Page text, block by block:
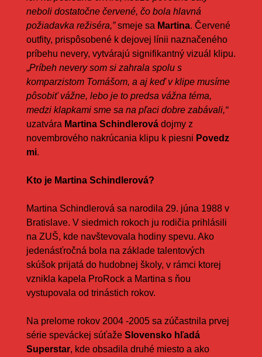
neboli dostatočne červené, čo bola hlavná
požiadavka režiséra,”smeje sa Martina. Červené
outfity, prispôsobené k dejovej línii naznačeného
príbehu nevery, vytvárajú signifikantný vizuál klipu.
„Príbeh nevery som si zahrala spolu s
komparzistom Tomášom, a aj keď v klipe musíme
pôsobiť vážne, lebo je to predsa vážna téma,
medzi klapkami sme sa na pľaci dobre zabávali,“
uzatvára Martina Schindlerovádojmy z
novembrového nakrúcania klipu k piesni Povedz
mi.
Kto je Martina Schindlerová?
Martina Schindlerová sa narodila 29. júna 1988 v
Bratislave. V siedmich rokoch ju rodičia prihlásili
na ZUŠ, kde navštevovala hodiny spevu. Ako
jedenásťročná bola na základe talentových
skúšok prijatá do hudobnej školy, v rámci ktorej
vznikla kapela ProRock a Martina s ňou
vystupovala od trinástich rokov.
Na prelome rokov 2004 -2005 sa zúčastnila prvej
série speváckej súťaže Slovensko hľadá
Superstar, kde obsadila druhé miesto a ako